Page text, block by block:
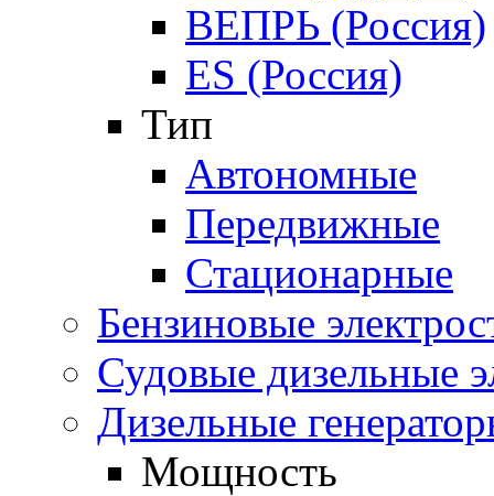
ВЕПРЬ (Россия)
ES (Россия)
Тип
Автономные
Передвижные
Стационарные
Бензиновые
Судовые дизельные
Дизельные
Мощность